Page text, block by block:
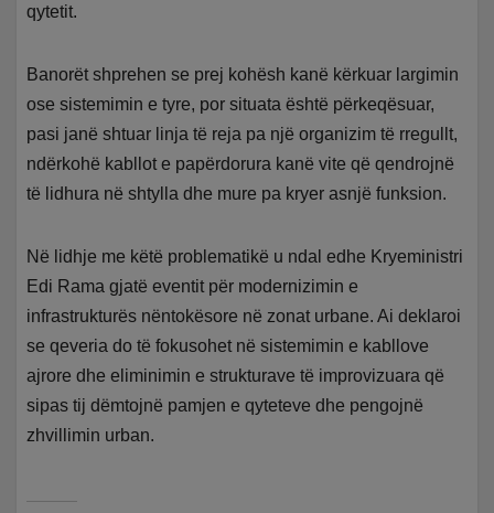
qytetit.
Banorët shprehen se prej kohësh kanë kërkuar largimin
ose sistemimin e tyre, por situata është përkeqësuar,
pasi janë shtuar linja të reja pa një organizim të rregullt,
ndërkohë kabllot e papërdorura kanë vite që qendrojnë
të lidhura në shtylla dhe mure pa kryer asnjë funksion.
Në lidhje me këtë problematikë u ndal edhe Kryeministri
Edi Rama gjatë eventit për modernizimin e
infrastrukturës nëntokësore në zonat urbane. Ai deklaroi
se qeveria do të fokusohet në sistemimin e kabllove
ajrore dhe eliminimin e strukturave të improvizuara që
sipas tij dëmtojnë pamjen e qyteteve dhe pengojnë
zhvillimin urban.